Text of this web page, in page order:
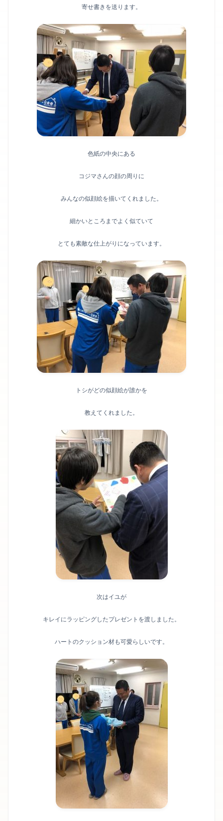
寄せ書きを送ります。
色紙の中央にある
コジマさんの顔の周りに
みんなの似顔絵を描いてくれました。
細かいところまでよく似ていて
とても素敵な仕上がりになっています。
トシがどの似顔絵が誰かを
教えてくれました。
次はイユが
キレイにラッピングしたプレゼントを渡しました。
ハートのクッション材も可愛らしいです。